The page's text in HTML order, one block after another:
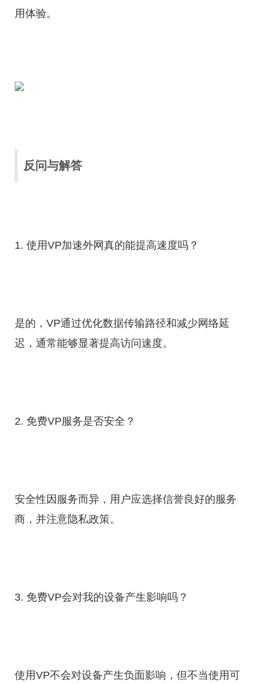
用体验。
反问与解答
1. 使用VP加速外网真的能提高速度吗？
是的，VP通过优化数据传输路径和减少网络延
迟，通常能够显著提高访问速度。
2. 免费VP服务是否安全？
安全性因服务而异，用户应选择信誉良好的服务
商，并注意隐私政策。
3. 免费VP会对我的设备产生影响吗？
使用VP不会对设备产生负面影响，但不当使用可